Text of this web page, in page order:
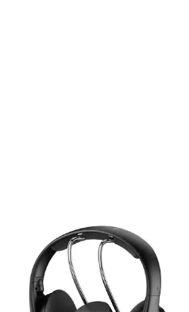
RS 120-W Funk-Kopfhörer
wireless Verbindung
max. Laufzeit
0.2000 kg
Gewicht